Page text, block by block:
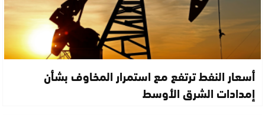
أسعار النفط ترتفع مع استمرار المخاوف بشأن
إمدادات الشرق الأوسط